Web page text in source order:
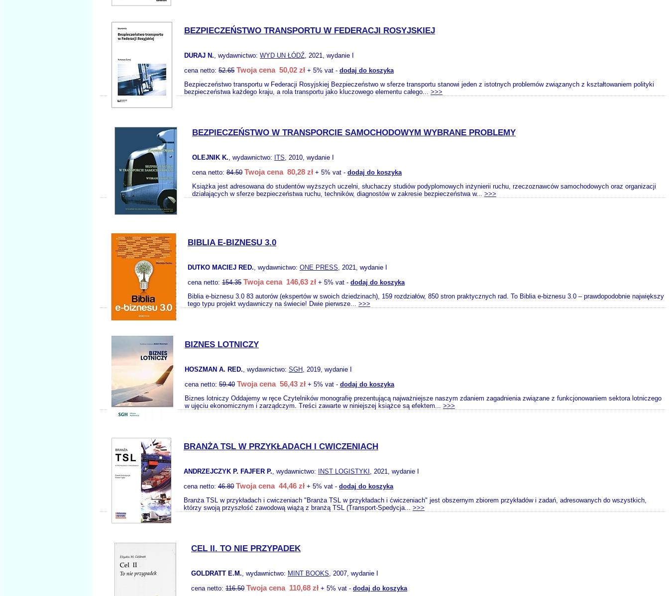
BEZPIECZEŃSTWO TRANSPORTU W FEDERACJI ROSYJSKIEJ
DURAJ N., wydawnictwo: WYD UN ŁÓDŹ, 2021, wydanie I
cena netto: 52.65 Twoja cena 50,02 zł + 5% vat - dodaj do koszyka
Bezpieczeństwo transportu w Federacji Rosyjskiej Bezpieczeństwo w sferze transportu stanowi jeden z istotnych problemów związanych z kształtowaniem polityki
bezpieczeństwa każdego kraju, a rola transportu jako kluczowego elementu całego... >>>
BEZPIECZEŃSTWO W TRANSPORCIE SAMOCHODOWYM WYBRANE PROBLEMY
OLEJNIK K., wydawnictwo: ITS, 2010, wydanie I
cena netto: 84.50 Twoja cena 80,28 zł + 5% vat - dodaj do koszyka
Książka jest adresowana do studentów wyższych uczelni, słuchaczy studiów podyplomowych inżynierii ruchu, rzeczoznawców samochodowych oraz organizacji
działających w sferze bezpieczeństwa ruchu, techników, diagnostów w zakresie bezpieczeństwa w... >>>
BIBLIA E-BIZNESU 3.0
DUTKO MACIEJ RED., wydawnictwo: ONE PRESS, 2021, wydanie I
cena netto: 154.35 Twoja cena 146,63 zł + 5% vat - dodaj do koszyka
Biblia e-biznesu 3.0 83 autorów (ekspertów w swoich dziedzinach), 159 rozdziałów, 850 stron praktycznych rad. To Biblia e-biznesu 3.0 – prawdopodobnie największy
tego typu projekt wydawniczy na świecie! Dwie pierwsze... >>>
BIZNES LOTNICZY
HOSZMAN A. RED., wydawnictwo: SGH, 2019, wydanie I
cena netto: 59.40 Twoja cena 56,43 zł + 5% vat - dodaj do koszyka
Biznes lotniczy Oddajemy w ręce Czytelników monografię prezentującą najważniejsze naszym zdaniem zagadnienia związane z funkcjonowaniem sektora lotniczego
w ujęciu ekonomicznym i zarządczym. Treści zawarte w niniejszej książce są efektem... >>>
BRANŻA TSL W PRZYKŁADACH I CWICZENIACH
ANDRZEJCZYK P. FAJFER P., wydawnictwo: INST LOGISTYKI , 2021, wydanie I
cena netto: 46.80 Twoja cena 44,46 zł + 5% vat - dodaj do koszyka
Branża TSL w przykładach i cwiczeniach "Branża TSL w przykładach i ćwiczeniach" jest obszernym zbiorem przykładów i zadań, adresowanych do wszystkich,
którzy swoją przyszłość zawodową wiążą z branżą TSL (Transport-Spedycja... >>>
CEL II. TO NIE PRZYPADEK
GOLDRATT E.M., wydawnictwo: MINT BOOKS, 2007, wydanie I
cena netto: 116.50 Twoja cena 110,68 zł + 5% vat - dodaj do koszyka